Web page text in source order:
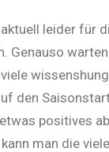
leider für
Genauso
den
positives
man die